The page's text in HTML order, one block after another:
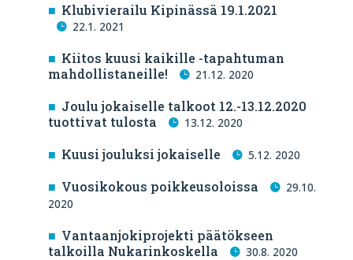
Klubivierailu Kipinässä 19.1.2021
22.1. 2021
Kiitos kuusi kaikille -tapahtuman
mahdollistaneille!
21.12. 2020
Joulu jokaiselle talkoot 12.-13.12.2020
tuottivat tulosta
13.12. 2020
Kuusi jouluksi jokaiselle 5.12. 2020
Vuosikokous poikkeusoloissa
29.10.
2020
Vantaanjokiprojekti päätökseen
talkoilla Nukarinkoskella
30.8. 2020